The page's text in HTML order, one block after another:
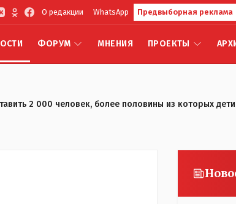
О редакции WhatsApp Предвыборная реклама
ФОРУМ МНЕНИЯ ПРОЕКТЫ
2 000 человек, более половины из которых дети